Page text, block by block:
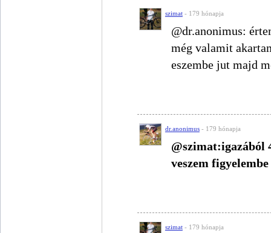
szimat - 179 hónapja
@dr.anonimus:
még valamit
eszembe jut majd
dr.anonimus - 179 hónapja
@szimat:igazából
veszem
szimat - 179 hónapja